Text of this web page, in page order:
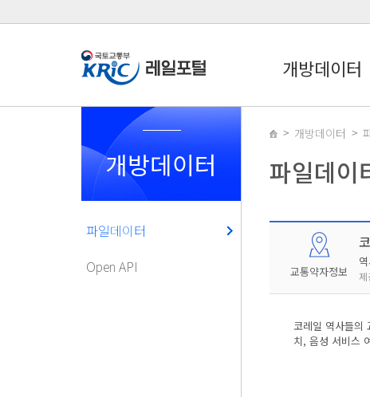
개방데이터
개방데이터
파일데이터
Open API
개방데이터
파일데이
교통약자정보
코레일 역사들의
치, 음성 서비스